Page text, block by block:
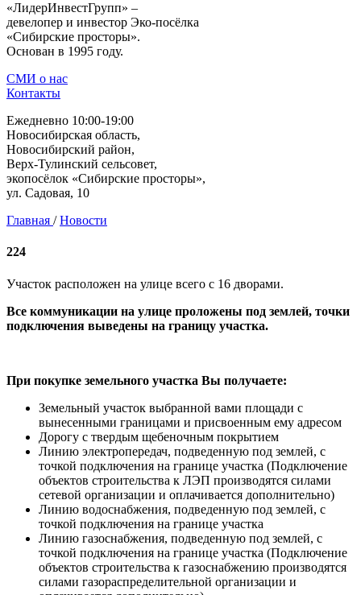
«ЛидерИнвестГрупп» –
девелопер и инвестор Эко-посёлка
«Сибирские просторы».
Основан в 1995 году.
СМИ о нас
Контакты
Ежедневно 10:00-19:00
Новосибирская область,
Новосибирский район,
Верх-Тулинский сельсовет,
экопосёлок «Сибирские просторы»,
ул. Садовая, 10
Главная / Новости
224
Участок расположен на улице всего с 16 дворами.
Все коммуникации на улице проложены под землей, точки
подключения выведены на границу участка.
При покупке земельного участка Вы получаете:
Земельный участок выбранной вами площади с
вынесенными границами и присвоенным ему адресом
Дорогу с твердым щебеночным покрытием
Линию электропередач, подведенную под землей, с
точкой подключения на границе участка (Подключение
объектов строительства к ЛЭП производятся силами
сетевой организации и оплачивается дополнительно)
Линию водоснабжения, подведенную под землей, с
точкой подключения на границе участка
Линию газоснабжения, подведенную под землей, с
точкой подключения на границе участка (Подключение
объектов строительства к газоснабжению производятся
силами газораспределительной организации и